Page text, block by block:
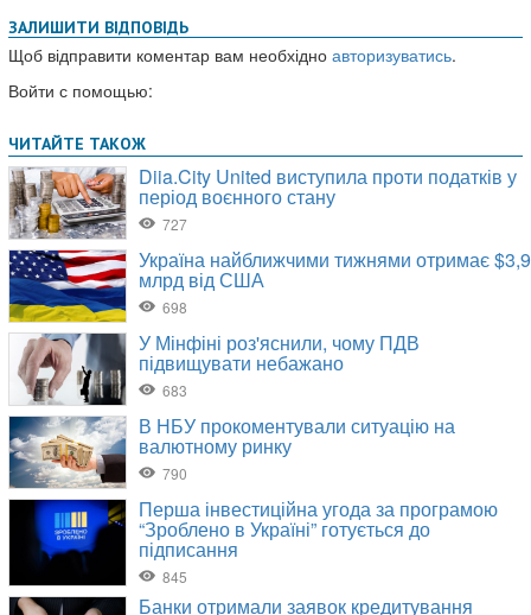
ЗАЛИШИТИ ВІДПОВІДЬ
Щоб відправити коментар вам необхідно авторизуватись.
Войти с помощью: